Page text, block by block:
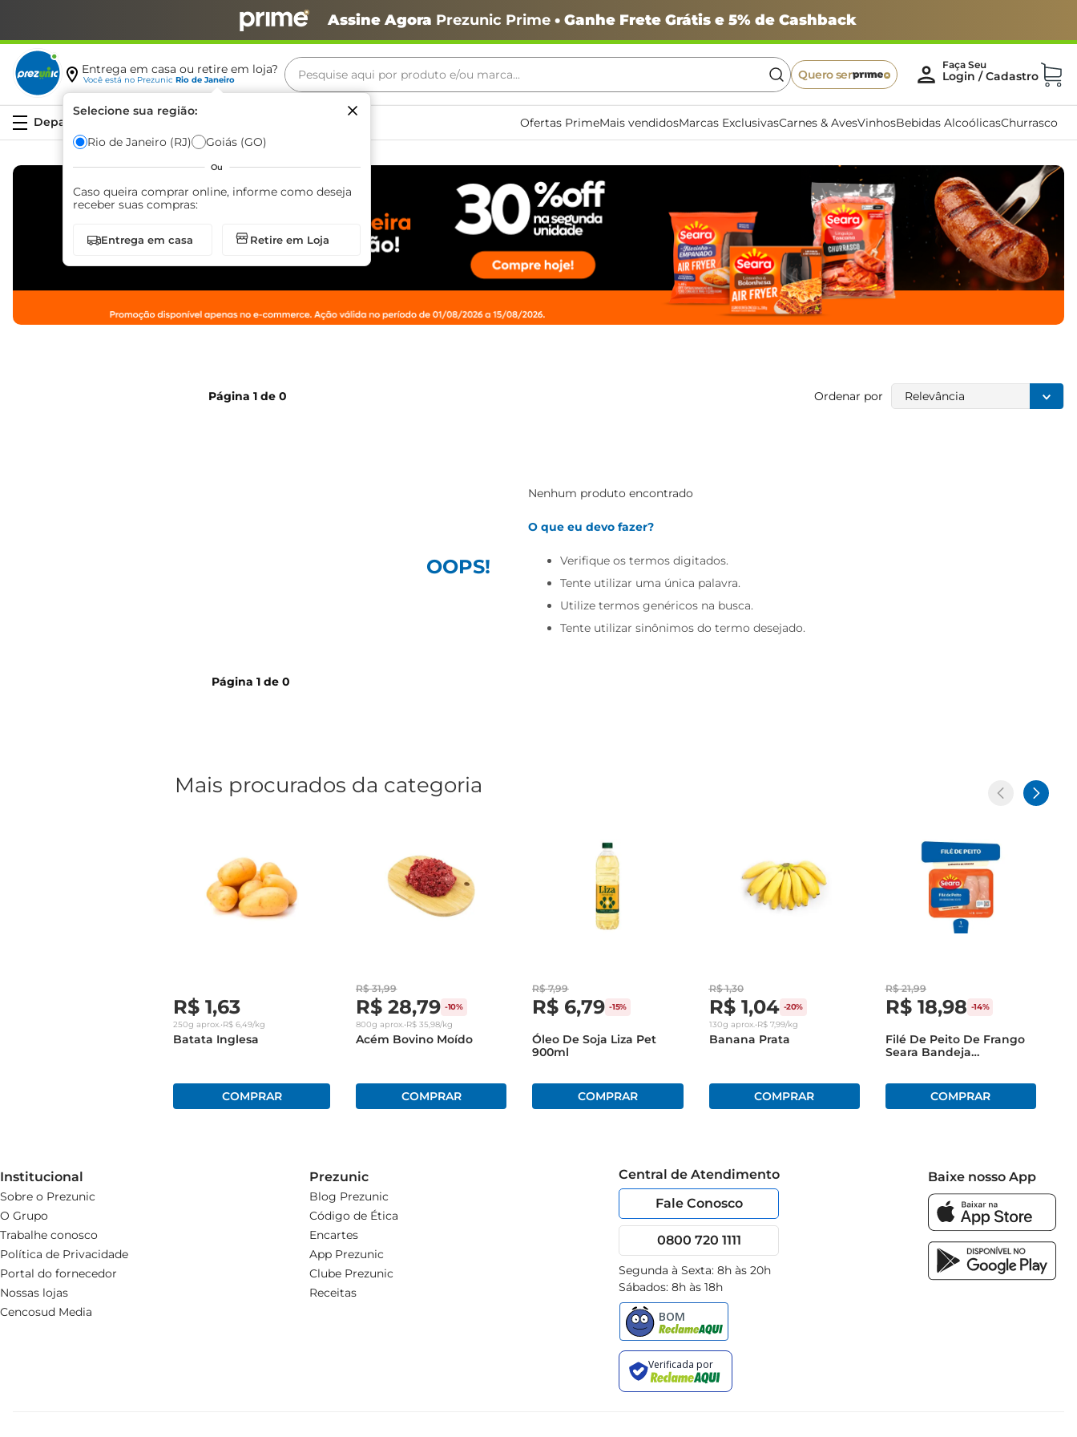
Assine Agora Prezunic Prime• Ganhe Frete Grátis e 5% de Cashback
Entrega em casa ou retire em loja?
Você está no Prezunic Rio de Janeiro
Selecione sua região:
Rio de Janeiro (RJ) Goiás (GO)
Ou
Caso queira comprar online, informe como deseja
receber suas compras:
Entrega em casa Retire em Loja
Pesquise aqui por produto e/ou marca...
Quero ser
Ofertas PrimeMais vendidosMarcas ExclusivasCarnes & AvesVinhosBebidas AlcoólicasChurrasco
Página 1 de 0 Ordenar por Relevância
OOPS!
Nenhum produto encontrado
O que eu devo fazer?
Verifique os termos digitados.
Tente utilizar uma única palavra.
Utilize termos genéricos na busca.
Tente utilizar sinônimos do termo desejado.
Página 1 de 0
Mais procurados da categoria
R$ 1,63
250g aprox.•R$ 6,49/kg
Batata Inglesa
R$ 31,99
R$ 28,79 -10%
800g aprox.•R$ 35,98/kg
Acém Bovino Moído
R$ 7,99
R$ 6,79 -15%
Óleo De Soja Liza Pet
900ml
R$ 1,30
R$ 1,04 -20%
130g aprox.•R$ 7,99/kg
Banana Prata
R$ 21,99
R$ 18,98 -14%
Filé De Peito De Frango
Seara Bandeja
Institucional
Sobre o Prezunic
O Grupo
Trabalhe conosco
Política de Privacidade
Portal do fornecedor
Nossas lojas
Cencosud Media
Prezunic
Blog Prezunic
Código de Ética
Encartes
App Prezunic
Clube Prezunic
Receitas
Central de Atendimento
Fale Conosco
0800 720 1111
Segunda à Sexta: 8h às 20h
Sábados: 8h às 18h
Baixe nosso App
Termos mais buscados
café
biscoito